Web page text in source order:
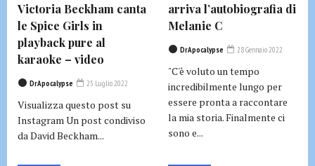
Victoria Beckham canta
le Spice Girls in
playback pure al
karaoke – video
DrApocalypse 25 Luglio 2022
Visualizza questo post su
Instagram Un post condiviso
da David Beckham...
arriva l’autobiografia di
Melanie C
DrApocalypse 28 Gennaio 2022
"C'è voluto un tempo
incredibilmente lungo per
essere pronta a raccontare
la mia storia. Finalmente ci
sono e...